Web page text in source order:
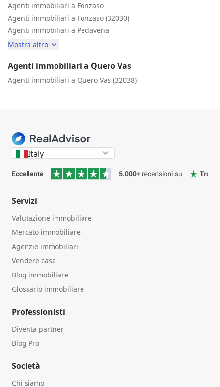
Agenti immobiliari a Fonzaso
Agenti immobiliari a Fonzaso (32030)
Agenti immobiliari a Pedavena
Mostra altro
Agenti immobiliari a Quero Vas
Agenti immobiliari a Quero Vas (32038)
Italy
Servizi
Valutazione immobiliare
Mercato immobiliare
Agenzie immobiliari
Vendere casa
Blog immobiliare
Glossario immobiliare
Professionisti
Diventa partner
Blog Pro
Società
Chi siamo